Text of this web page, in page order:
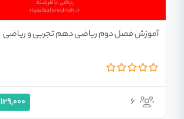
آموزش فصل دوم ریاضی دهم تجربی و ریاضی
6
129,000